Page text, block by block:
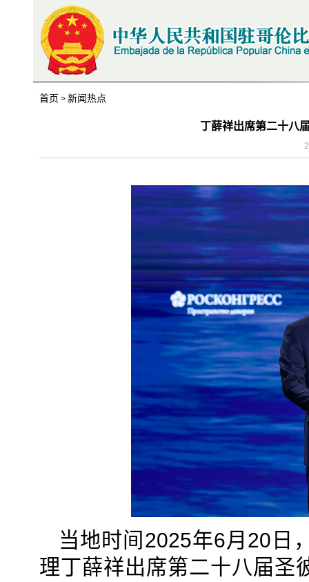
首页 > 新闻热点
丁薛祥出席第二十八
当地时间2025年6月20日
理丁薛祥出席第二十八届圣